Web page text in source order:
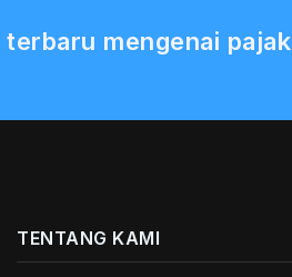
mengenai pajak
TENTANG KAMI